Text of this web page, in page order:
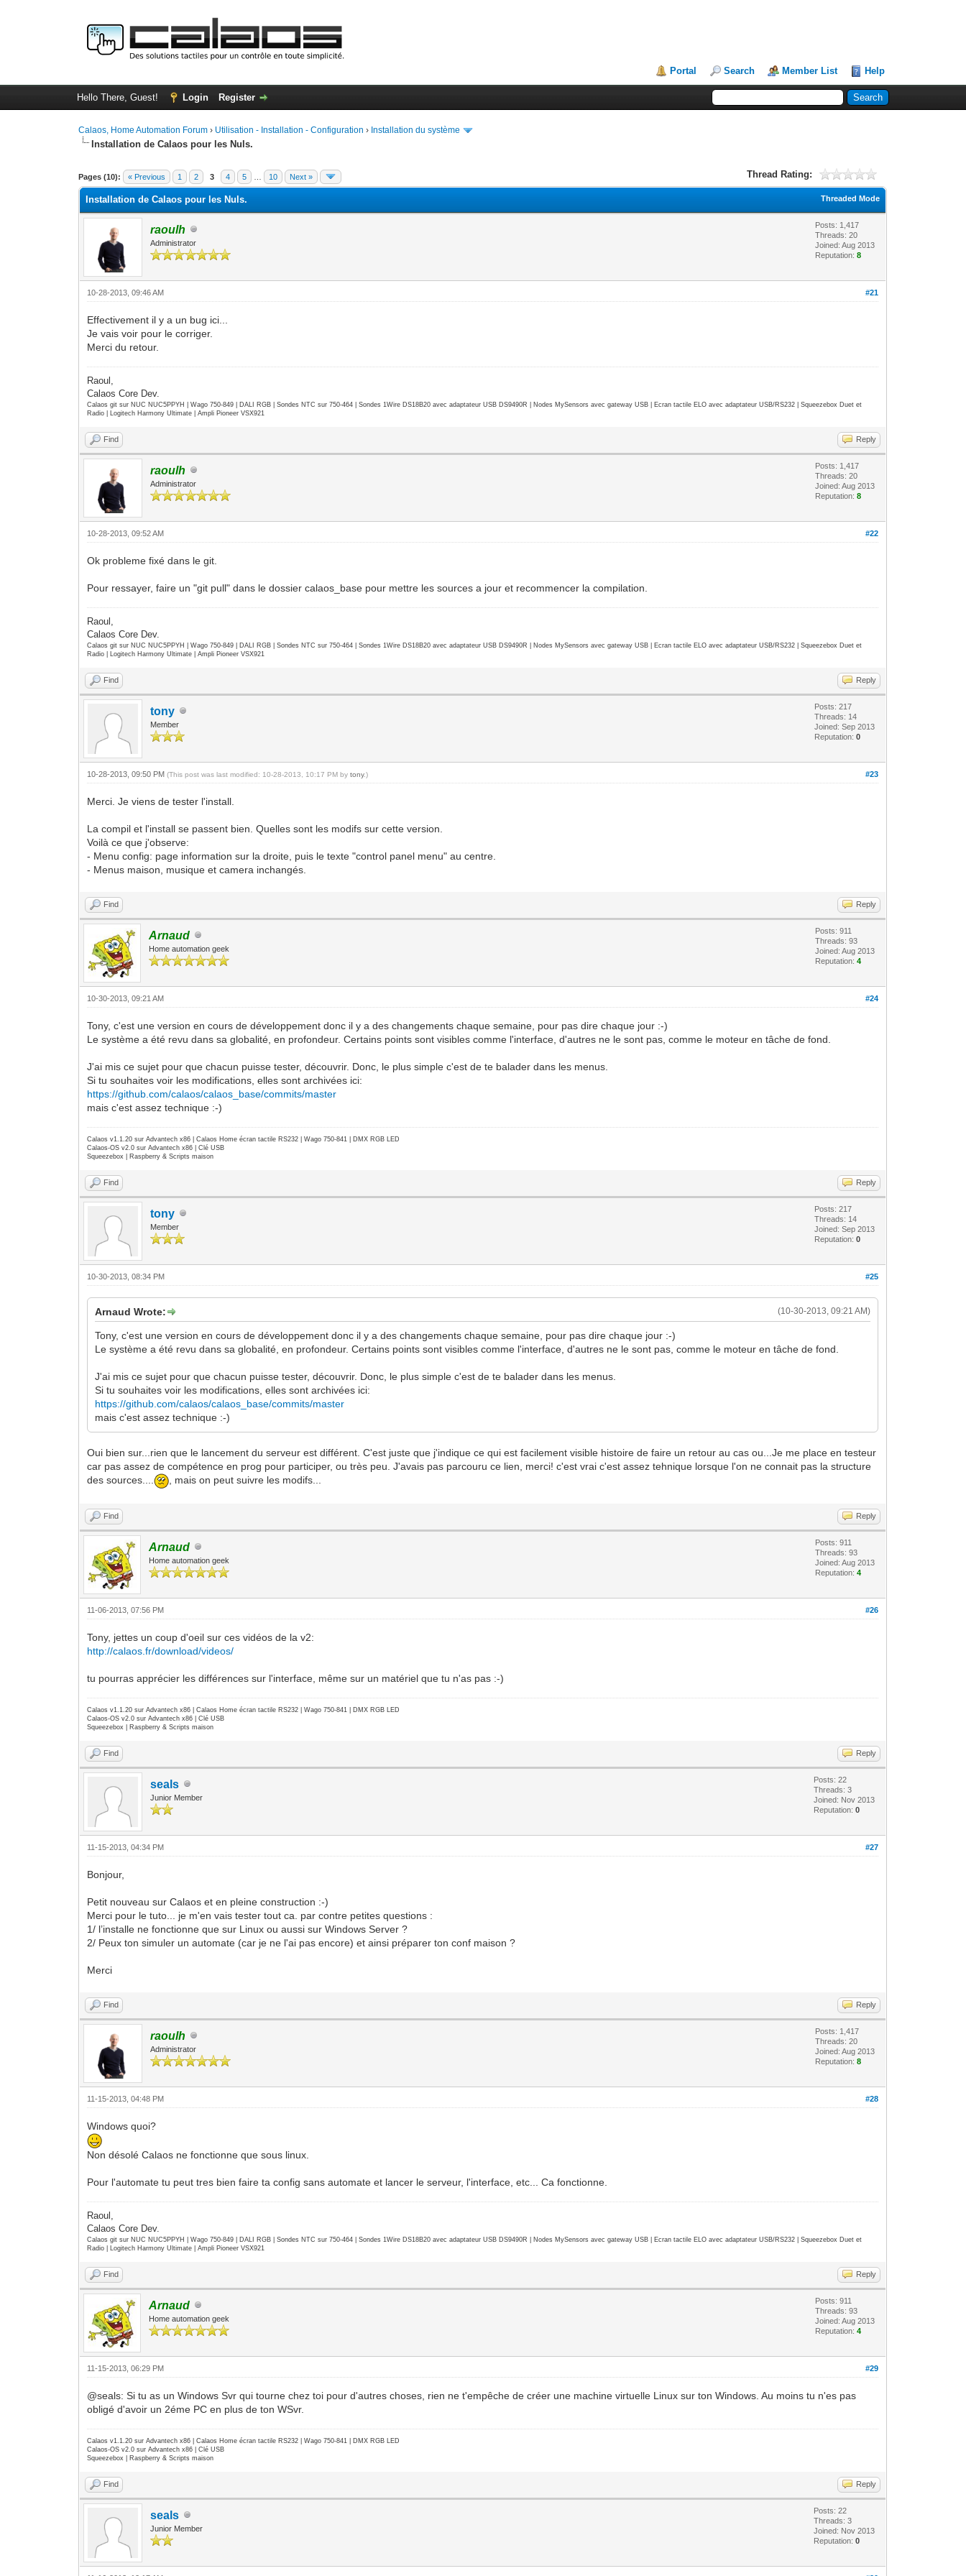
Portal Search Member List Help
Hello There, Guest! Login Register
Calaos, Home Automation Forum › Utilisation - Installation - Configuration › Installation du système
Installation de Calaos pour les Nuls.
Pages (10): « Previous 1 2 3 4 5 10 Next » Thread Rating:
0 Vote(s) - 0 Average
1
2
3
4
5
Threaded Mode
Installation de Calaos pour les Nuls.
raoulh
Administrator
Posts: 1,417
Threads: 20
Joined: Aug 2013
Reputation:8
#21
10-28-2013, 09:46 AM
Effectivement il y a un bug ici...
Je vais voir pour le corriger.
Merci du retour.
Raoul,
Calaos Core Dev.
Calaos git sur NUC NUC5PPYH | Wago 750-849 | DALI RGB | Sondes NTC sur 750-464 | Sondes 1Wire DS18B20 avec adaptateur USB DS9490R | Nodes MySensors avec gateway USB | Ecran tactile ELO avec adaptateur USB/RS232 | Squeezebox Duet et
Radio | Logitech Harmony Ultimate | Ampli Pioneer VSX921
Find Reply
raoulh
Administrator
Posts: 1,417
Threads: 20
Joined: Aug 2013
Reputation:8
#22
10-28-2013, 09:52 AM
Ok probleme fixé dans le git.
Pour ressayer, faire un "git pull" dans le dossier calaos_base pour mettre les sources a jour et recommencer la compilation.
Raoul,
Calaos Core Dev.
Calaos git sur NUC NUC5PPYH | Wago 750-849 | DALI RGB | Sondes NTC sur 750-464 | Sondes 1Wire DS18B20 avec adaptateur USB DS9490R | Nodes MySensors avec gateway USB | Ecran tactile ELO avec adaptateur USB/RS232 | Squeezebox Duet et
Radio | Logitech Harmony Ultimate | Ampli Pioneer VSX921
Find Reply
tony
Member
Posts: 217
Threads: 14
Joined: Sep 2013
Reputation:0
#23
10-28-2013, 09:50 PM(This post was last modified: 10-28-2013, 10:17 PM bytony.)
Merci. Je viens de tester l'install.
La compil et l'install se passent bien. Quelles sont les modifs sur cette version.
Voilà ce que j'observe:
- Menu config: page information sur la droite, puis le texte "control panel menu" au centre.
- Menus maison, musique et camera inchangés.
Find Reply
Arnaud
Home automation geek
Posts: 911
Threads: 93
Joined: Aug 2013
Reputation:4
#24
10-30-2013, 09:21 AM
Tony, c'est une version en cours de développement donc il y a des changements chaque semaine, pour pas dire chaque jour :-)
Le système a été revu dans sa globalité, en profondeur. Certains points sont visibles comme l'interface, d'autres ne le sont pas, comme le moteur en tâche de fond.
J'ai mis ce sujet pour que chacun puisse tester, découvrir. Donc, le plus simple c'est de te balader dans les menus.
Si tu souhaites voir les modifications, elles sont archivées ici:
https://github.com/calaos/calaos_base/commits/master
mais c'est assez technique :-)
Calaos v1.1.20 sur Advantech x86 | Calaos Home écran tactile RS232 | Wago 750-841 | DMX RGB LED
Calaos-OS v2.0 sur Advantech x86 | Clé USB
Squeezebox | Raspberry & Scripts maison
Find Reply
tony
Member
Posts: 217
Threads: 14
Joined: Sep 2013
Reputation:0
#25
10-30-2013, 08:34 PM
(10-30-2013, 09:21 AM)
Arnaud Wrote:
Tony, c'est une version en cours de développement donc il y a des changements chaque semaine, pour pas dire chaque jour :-)
Le système a été revu dans sa globalité, en profondeur. Certains points sont visibles comme l'interface, d'autres ne le sont pas, comme le moteur en tâche de fond.
J'ai mis ce sujet pour que chacun puisse tester, découvrir. Donc, le plus simple c'est de te balader dans les menus.
Si tu souhaites voir les modifications, elles sont archivées ici:
https://github.com/calaos/calaos_base/commits/master
mais c'est assez technique :-)
Oui bien sur...rien que le lancement du serveur est différent. C'est juste que j'indique ce qui est facilement visible histoire de faire un retour au cas ou...Je me place en testeur
car pas assez de compétence en prog pour participer, ou très peu. J'avais pas parcouru ce lien, merci! c'est vrai c'est assez tehnique lorsque l'on ne connait pas la structure
des sources....
, mais on peut suivre les modifs...
Find Reply
Arnaud
Home automation geek
Posts: 911
Threads: 93
Joined: Aug 2013
Reputation:4
#26
11-06-2013, 07:56 PM
Tony, jettes un coup d'oeil sur ces vidéos de la v2:
http://calaos.fr/download/videos/
tu pourras apprécier les différences sur l'interface, même sur un matériel que tu n'as pas :-)
Calaos v1.1.20 sur Advantech x86 | Calaos Home écran tactile RS232 | Wago 750-841 | DMX RGB LED
Calaos-OS v2.0 sur Advantech x86 | Clé USB
Squeezebox | Raspberry & Scripts maison
Find Reply
seals
Junior Member
Posts: 22
Threads: 3
Joined: Nov 2013
Reputation:0
#27
11-15-2013, 04:34 PM
Bonjour,
Petit nouveau sur Calaos et en pleine construction :-)
Merci pour le tuto... je m'en vais tester tout ca. par contre petites questions :
1/ l’installe ne fonctionne que sur Linux ou aussi sur Windows Server ?
2/ Peux ton simuler un automate (car je ne l'ai pas encore) et ainsi préparer ton conf maison ?
Merci
Find Reply
raoulh
Administrator
Posts: 1,417
Threads: 20
Joined: Aug 2013
Reputation:8
#28
11-15-2013, 04:48 PM
Windows quoi?
Non désolé Calaos ne fonctionne que sous linux.
Pour l'automate tu peut tres bien faire ta config sans automate et lancer le serveur, l'interface, etc... Ca fonctionne.
Raoul,
Calaos Core Dev.
Calaos git sur NUC NUC5PPYH | Wago 750-849 | DALI RGB | Sondes NTC sur 750-464 | Sondes 1Wire DS18B20 avec adaptateur USB DS9490R | Nodes MySensors avec gateway USB | Ecran tactile ELO avec adaptateur USB/RS232 | Squeezebox Duet et
Radio | Logitech Harmony Ultimate | Ampli Pioneer VSX921
Find Reply
Arnaud
Home automation geek
Posts: 911
Threads: 93
Joined: Aug 2013
Reputation:4
#29
11-15-2013, 06:29 PM
@seals: Si tu as un Windows Svr qui tourne chez toi pour d'autres choses, rien ne t'empêche de créer une machine virtuelle Linux sur ton Windows. Au moins tu n'es pas
obligé d'avoir un 2éme PC en plus de ton WSvr.
Calaos v1.1.20 sur Advantech x86 | Calaos Home écran tactile RS232 | Wago 750-841 | DMX RGB LED
Calaos-OS v2.0 sur Advantech x86 | Clé USB
Squeezebox | Raspberry & Scripts maison
Find Reply
seals
Junior Member
Posts: 22
Threads: 3
Joined: Nov 2013
Reputation:0